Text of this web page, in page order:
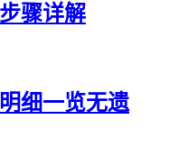
骤详解
细一览无遗